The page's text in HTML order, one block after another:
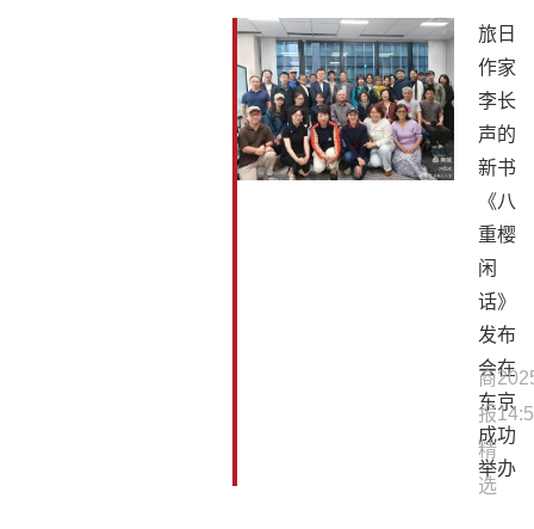
旅日
作家
李长
声的
新书
《八
重樱
闲
话》
发布
会在
东京
成功
举办
商
报
精
选